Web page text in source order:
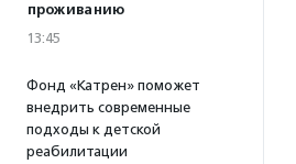
проживанию
13:45
Фонд «Катрен» поможет
внедрить современные
подходы к детской
реабилитации